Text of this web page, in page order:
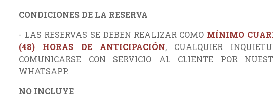
CONDICIONES DE LA RESERVA
- LAS RESERVAS SE DEBEN REALIZAR COMO MÍNIMO
(48) HORAS DE ANTICIPACIÓN, CUALQUIER
COMUNICARSE CON SERVICIO AL CLIENTE POR
WHATSAPP.
NO INCLUYE